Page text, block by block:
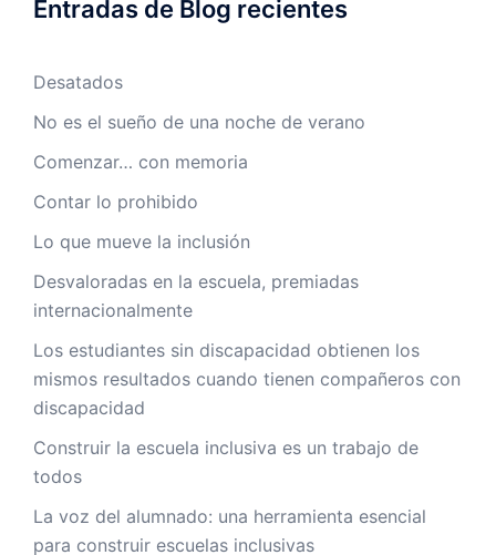
Entradas de Blog recientes
Desatados
No es el sueño de una noche de verano
Comenzar… con memoria
Contar lo prohibido
Lo que mueve la inclusión
Desvaloradas en la escuela, premiadas
internacionalmente
Los estudiantes sin discapacidad obtienen los
mismos resultados cuando tienen compañeros con
discapacidad
Construir la escuela inclusiva es un trabajo de
todos
La voz del alumnado: una herramienta esencial
para construir escuelas inclusivas